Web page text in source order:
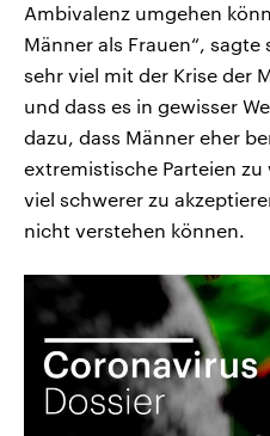
Ambivalenz umgehen
Männer als Frauen“, sagte
sehr viel mit der Krise der
und dass es in gewisser
dazu, dass Männer eher
extremistische Parteien zu
viel schwerer zu
nicht verstehen können.